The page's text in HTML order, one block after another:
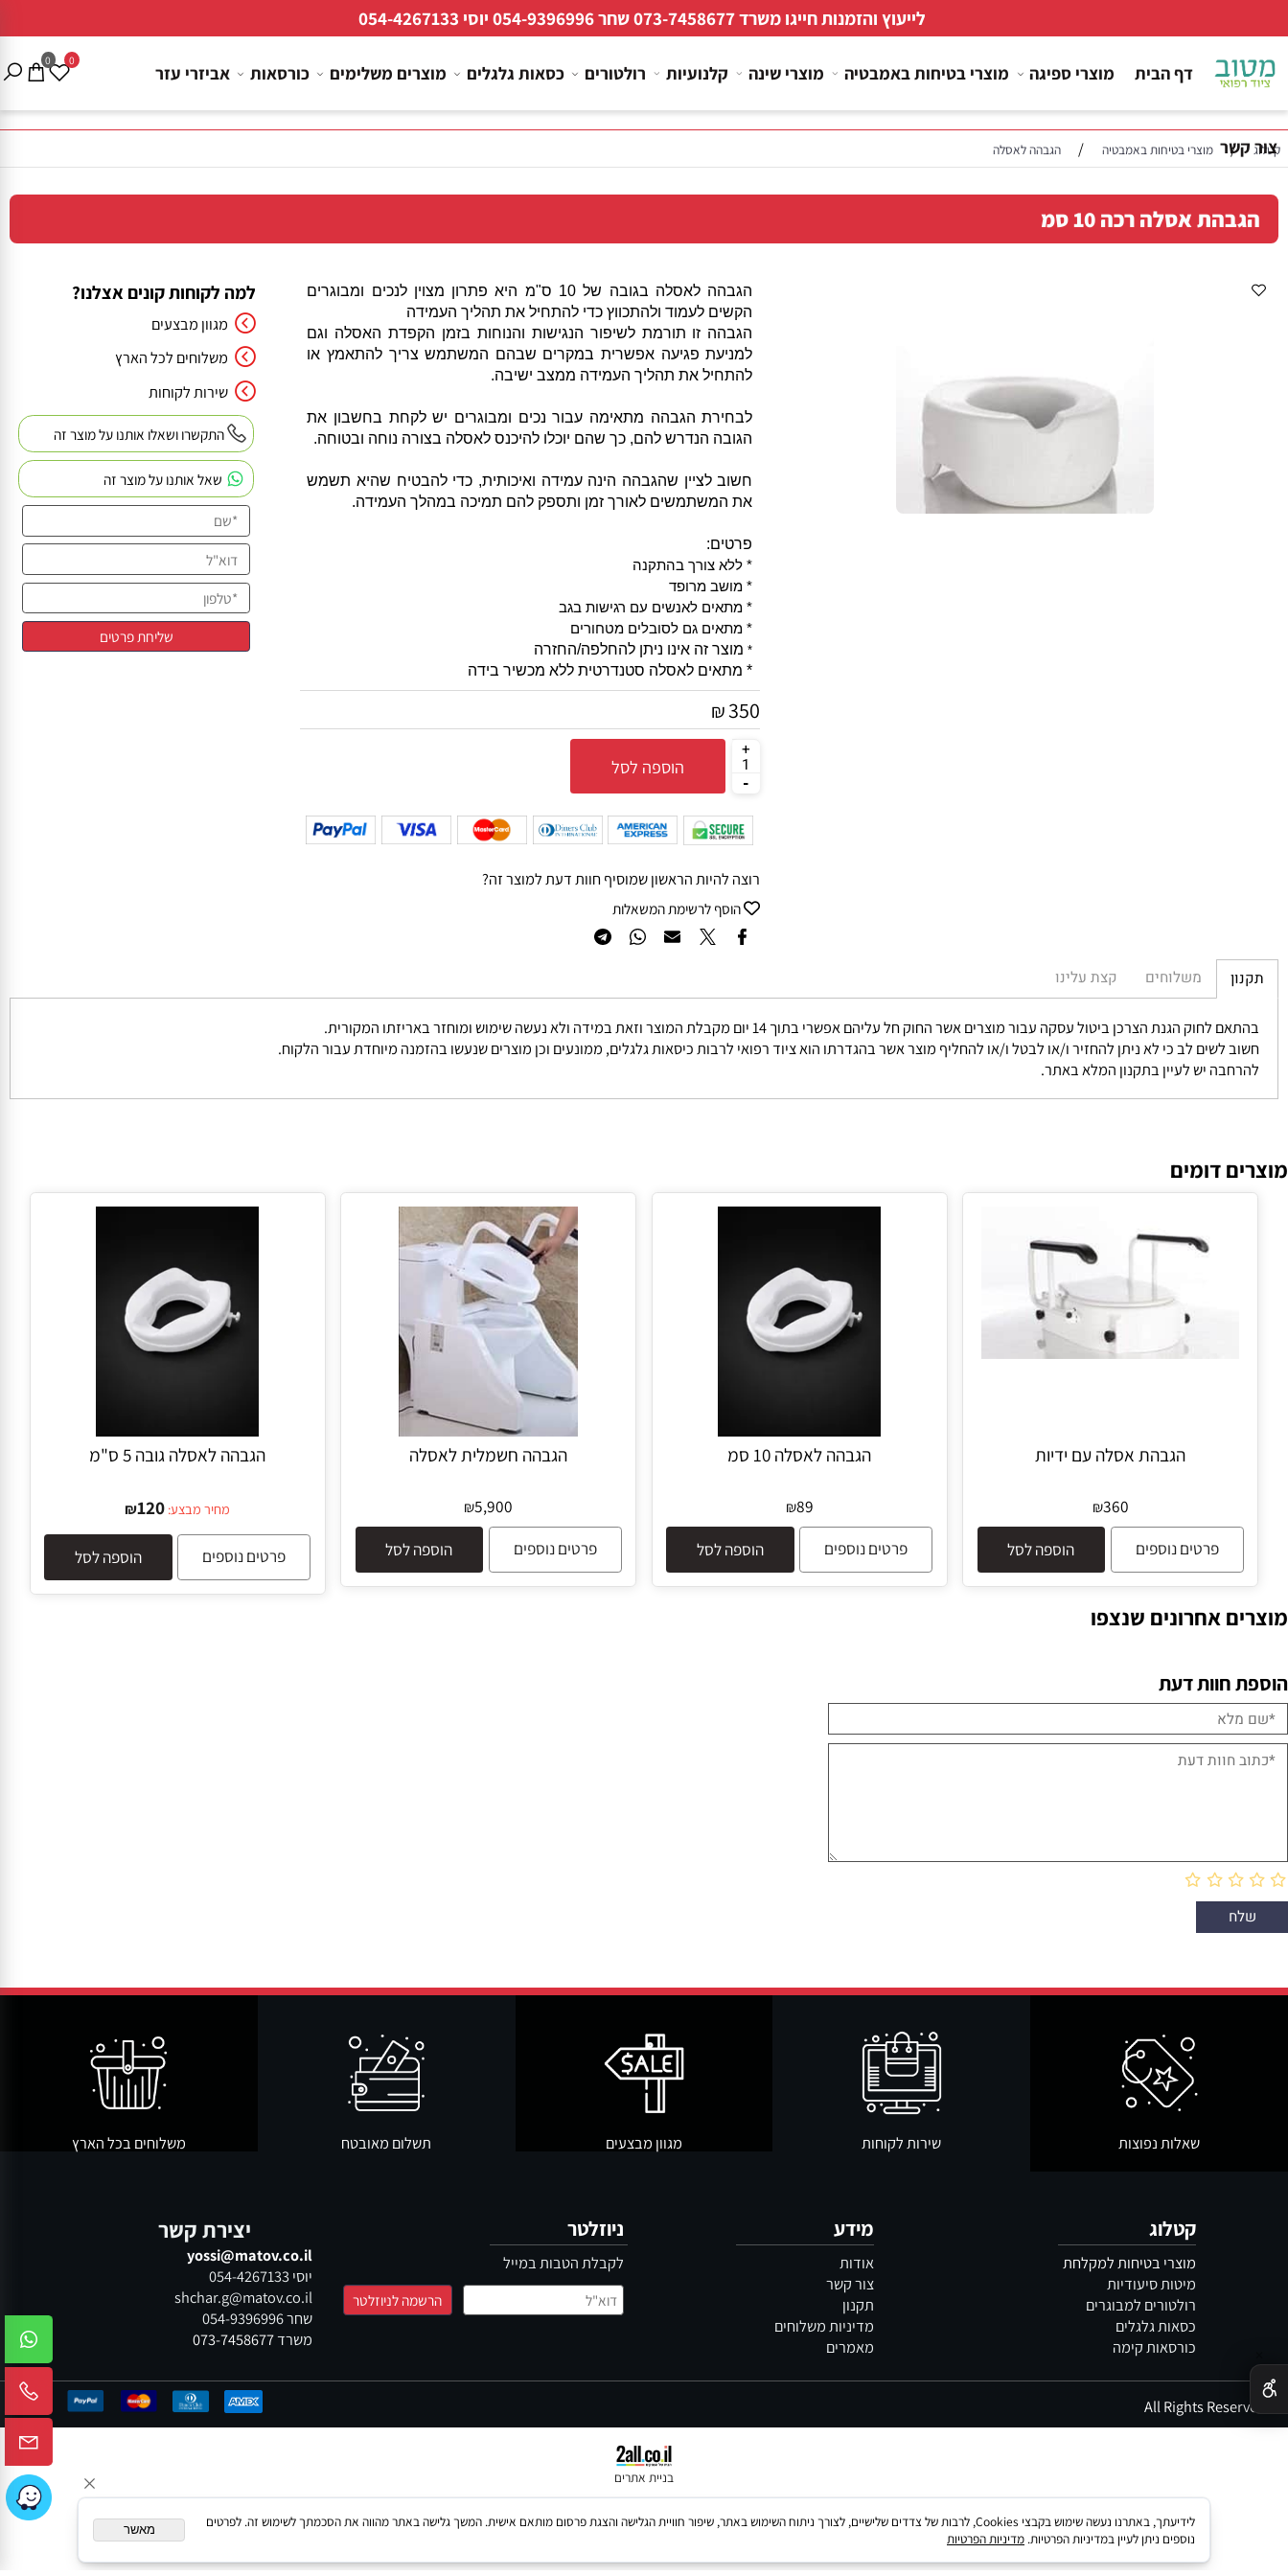
לייעוץ והזמנות חייגו משרד073-7458677שחר054-9396996יוסי054-4267133
0 0
דף הבית מוצרי ספיגה מוצרי בטיחות באמבטיה מוצרי שינה קלנועיות רולטורים כסאות גלגלים מוצרים משלימים כורסאות אביזרי עזר
מוצרי בטיחות באמבטיה / הגבהה לאסלה
אסלה רכה 10 סמ
הגבהה לאסלה בגובה של 10 ס"מ היא פתרון מצוין לנכים ומבוגרים
הקשים לעמוד ולהתכווץ כדי להתחיל את תהליך העמידה
הגבהה זו תורמת לשיפור הנגישות והנוחות בזמן הקפדת האסלה וגם
למניעת פגיעה אפשרית במקרים שבהם המשתמש צריך להתאמץ או
לבחירת הגבהה מתאימה עבור נכים ומבוגרים יש לקחת בחשבון את
חשוב לציין שהגבהה הינה עמידה ואיכותית, כדי להבטיח שהיא תשמש
פרטים:
* ללא צורך בהתקנה
* מושב מרופד
* מתאים לאנשים עם רגישות בגב
* מתאים גם לסובלים מטחורים
מוצר זה אינו ניתן להחלפה/החזרה
₪ 350
הוספה לסל
רוצה להיות הראשון שמוסיף חוות דעת למוצר זה?
הוסף לרשימת המשאלות
למה לקוחות קונים אצלנו?
מגוון מבצעים
משלוחים לכל הארץ
שירות לקוחות
התקשרו ושאלו אותנו על מוצר זה
שאל אותנו על מוצר זה
משלוחים קצת עלינו
הגנת הצרכן ביטול עסקה עבור מוצרים אשר החוק חל עליהם אפשרי בתוך 14 יום מקבלת המוצר וזאת במידה ולא נעשה שימוש ומוחזר באריזתו המקורית.
הגבהת אסלה עם ידיות
₪360
פרטים נוספים
הוספה לסל
הגבהה לאסלה 10 סמ
₪89
‏‏הגבהה חשמלית לאסלה
₪5,900
הגבהה לאסלה גובה 5 ס"מ
מחיר מבצע: 120
אחרונים שנצפו
דעת
שאלות נפוצות משלוחים בכל הארץ
מוצרי בטיחות למקלחת
מיטות סיעודיות
רולטורים למבוגרים
כסאות גלגלים
מידע
צור קשר
מדיניות משלוחים
ניוזלטר יצירת קשר
yossi@matov.co.il
shchar.g@matov.co.il
054-9396996